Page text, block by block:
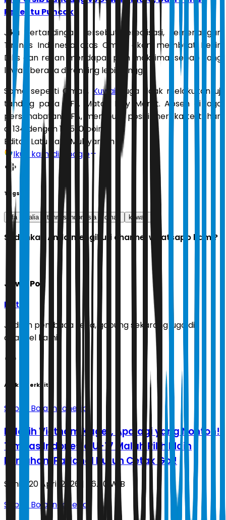
Penentu Puncak!
Jika pertandingan tersebut terealisasi, kemenangan
Timnas Indonesia atas Oman akan membuat Kevin
Diks dan rekan mendapat poin maksimal sebab sang
lawan berada di ranking lebih tinggi.
Sama seperti Oman, Kuwait
juga tidak melakukan uji
tanding pada FIFA Match Day Maret. Absen di laga
persahabatan FIFA, membuat posisi mereka tertahan
di 134 dengan 1105,10 poin.
Editor: Latu Ratri Mubyarsah
Ikuti kami di Google
Tags
fifa italia timnas indonesia oman kuwait
Sudahkah Anda mengikuti channel whatsapp kami?
Jawa Pos
Ikuti
Jadilah pembaca setia, gabung sekarang juga di
channel kami!
Artikel Terkait
Sepak Bola Indonesia
Pelatih Vietnam Kaget, Apalagi yang Nonton!
Timnas Indonesia U-17 Malah Pilih Main
Bertahan, Padahal Butuh Cetak Gol!
Senin, 20 April 2026 | 06.50 WIB
Sepak Bola Indonesia